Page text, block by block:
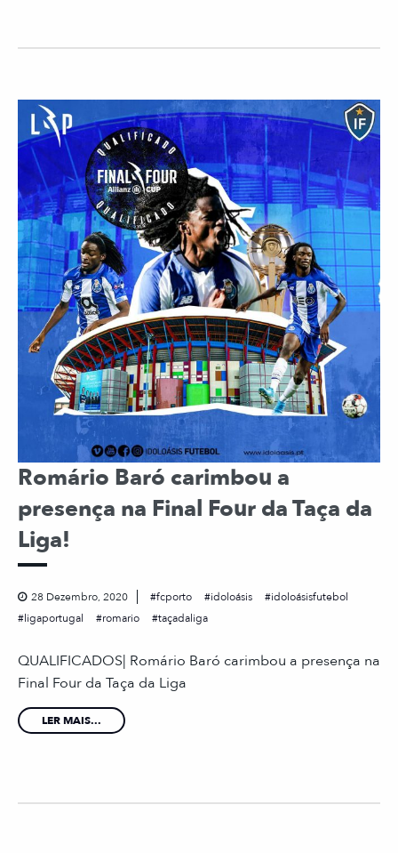
Romário Baró carimbou a
presença na Final Four da Taça da
Liga!
28 Dezembro, 2020 fcporto idoloásis
idoloásisfutebol
ligaportugal
romario taçadaliga
QUALIFICADOS| Romário Baró carimbou a presença na
Final Four da Taça da Liga
LER MAIS...